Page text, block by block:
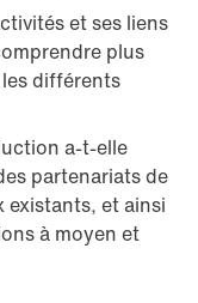
et ses liens
plus
différents
a-t-elle
partenariats de
existants, et ainsi
à moyen et